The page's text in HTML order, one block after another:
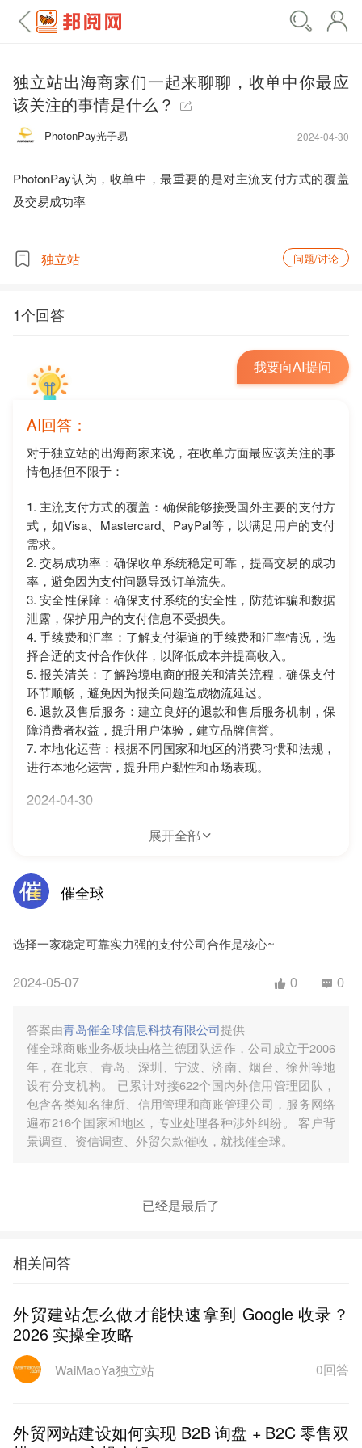
独立站出海商家们一起来聊聊，收单中你最应
该关注的事情是什么？
PhotonPay光子易 2024-04-30
PhotonPay认为，收单中，最重要的是对主流支付方式的覆盖
及交易成功率
独立站 问题/讨论
1个回答
我要向AI提问
AI回答：
对于独立站的出海商家来说，在收单方面最应该关注的事
情包括但不限于：
1. 主流支付方式的覆盖：确保能够接受国外主要的支付方
式，如Visa、Mastercard、PayPal等，以满足用户的支付
需求。
2. 交易成功率：确保收单系统稳定可靠，提高交易的成功
率，避免因为支付问题导致订单流失。
3. 安全性保障：确保支付系统的安全性，防范诈骗和数据
泄露，保护用户的支付信息不受损失。
4. 手续费和汇率：了解支付渠道的手续费和汇率情况，选
择合适的支付合作伙伴，以降低成本并提高收入。
5. 报关清关：了解跨境电商的报关和清关流程，确保支付
环节顺畅，避免因为报关问题造成物流延迟。
6. 退款及售后服务：建立良好的退款和售后服务机制，保
障消费者权益，提升用户体验，建立品牌信誉。
7. 本地化运营：根据不同国家和地区的消费习惯和法规，
进行本地化运营，提升用户黏性和市场表现。
2024-04-30
展开全部
催全球
选择一家稳定可靠实力强的支付公司合作是核心~
2024-05-07 0
0
答案由青岛催全球信息科技有限公司提供
催全球商账业务板块由格兰德团队运作，公司成立于2006
年，在北京、青岛、深圳、宁波、济南、烟台、徐州等地
设有分支机构。 已累计对接622个国内外信用管理团队，
包含各类知名律所、信用管理和商账管理公司，服务网络
遍布216个国家和地区，专业处理各种涉外纠纷。 客户背
景调查、资信调查、外贸欠款催收，就找催全球。
已经是最后了
相关问答
外贸建站怎么做才能快速拿到 Google 收录？
2026 实操全攻略
WaiMaoYa独立站 0回答
外贸网站建设如何实现 B2B 询盘 + B2C 零售双